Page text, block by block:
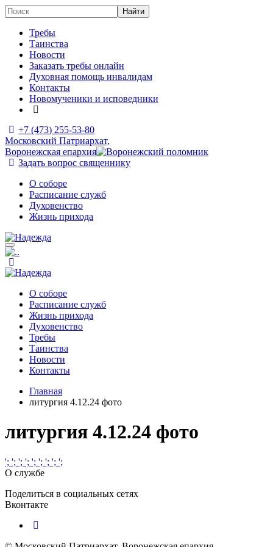
Требы
Таинства
Новости
Заказать требы онлайн
Духовная помощь инвалидам
Контакты
Новомученики и исповедники
+7 (473) 255-53-80
Московский Патриархат,
Воронежская епархия
Задать вопрос священнику
О соборе
Расписание служб
Духовенство
Жизнь прихода
О соборе
Расписание служб
Жизнь прихода
Духовенство
Требы
Таинства
Новости
Контакты
Главная
литургия 4.12.24 фото
литургия 4.12.24 фото
'; '; '; '; '; '; '; '; ';
О службе
Поделиться в социальных сетях
Вконтакте